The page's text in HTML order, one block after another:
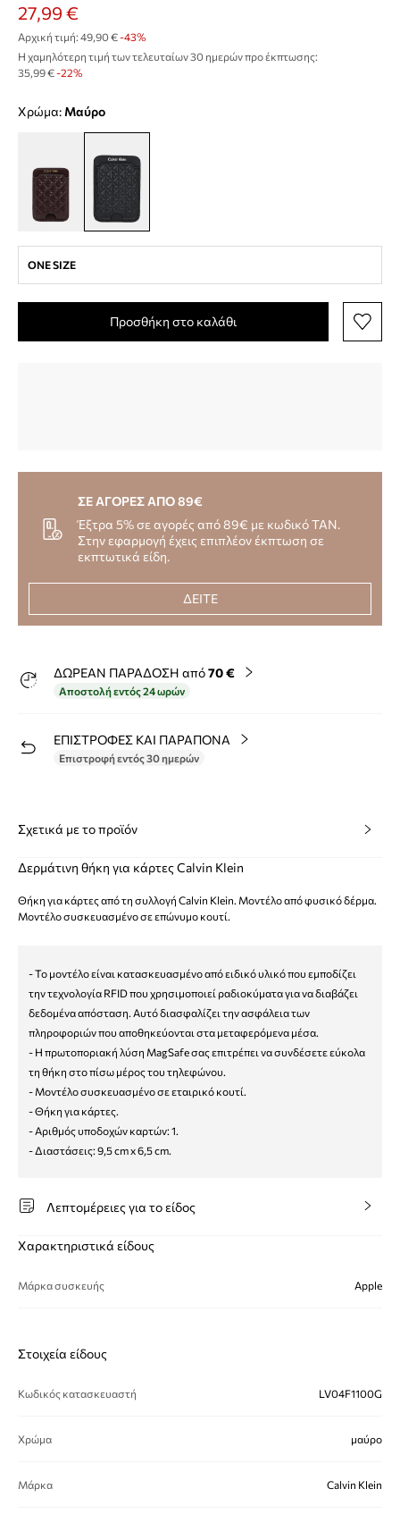
27,99 €
Αρχική τιμή: 49,90 €-43%
Η χαμηλότερη τιμή των τελευταίων 30 ημερών προ έκπτωσης:
35,99 € -22%
Χρώμα: μαύρο
ONE SIZE
Προσθήκη στο καλάθι
ΣΕ ΑΓΟΡΕΣ ΑΠΟ 89€
Έξτρα 5% σε αγορές από 89€ με κωδικό TAN.
Στην εφαρμογή έχεις επιπλέον έκπτωση σε
εκπτωτικά είδη.
ΔΕΙΤΕ
ΔΩΡΕΑΝ ΠΑΡΑΔΟΣΗ από70 €
Αποστολή εντός 24 ωρών
ΕΠΙΣΤΡΟΦΕΣ ΚΑΙ ΠΑΡΑΠΟΝΑ
Επιστροφή εντός 30 ημερών
Σχετικά με το προϊόν
Δερμάτινη θήκη για κάρτες Calvin Klein
Θήκη για κάρτες από τη συλλογή Calvin Klein. Μοντέλο από φυσικό δέρμα.
Μοντέλο συσκευασμένο σε επώνυμο κουτί.
- Το μοντέλο είναι κατασκευασμένο από ειδικό υλικό που εμποδίζει
την τεχνολογία RFID που χρησιμοποιεί ραδιοκύματα για να διαβάζει
δεδομένα απόσταση. Αυτό διασφαλίζει την ασφάλεια των
πληροφοριών που αποθηκεύονται στα μεταφερόμενα μέσα.
- Η πρωτοποριακή λύση MagSafe σας επιτρέπει να συνδέσετε εύκολα
τη θήκη στο πίσω μέρος του τηλεφώνου.
- Μοντέλο συσκευασμένο σε εταιρικό κουτί.
- Θήκη για κάρτες.
- Αριθμός υποδοχών καρτών: 1.
- Διαστάσεις: 9,5 cm x 6,5 cm.
Λεπτομέρειες για το είδος
Χαρακτηριστικά είδους
Μάρκα συσκευής Apple
Στοιχεία είδους
Κωδικός κατασκευαστή LV04F1100G
Χρώμα μαύρο
Μάρκα Calvin Klein